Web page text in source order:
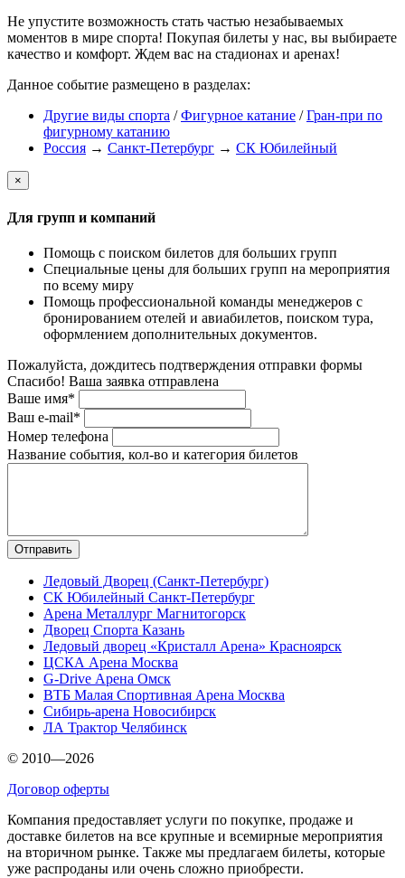
Не упустите возможность стать частью незабываемых
моментов в мире спорта! Покупая билеты у нас, вы выбираете
качество и комфорт. Ждем вас на стадионах и аренах!
Данное событие размещено в разделах:
Другие виды спорта /Фигурное катание /Гран-при по
фигурному катанию
Россия → Санкт-Петербург → СК Юбилейный
×
Для групп и компаний
Помощь с поиском билетов для больших групп
Специальные цены для больших групп на мероприятия
по всему миру
Помощь профессиональной команды менеджеров с
бронированием отелей и авиабилетов, поиском тура,
оформлением дополнительных документов.
Пожалуйста, дождитесь подтверждения отправки формы
Спасибо! Ваша заявка отправлена
Ваше имя*
Ваш e-mail*
Номер телефона
Название события, кол-во и категория билетов
Ледовый Дворец (Санкт-Петербург)
СК Юбилейный Санкт-Петербург
Арена Металлург Магнитогорск
Дворец Спорта Казань
Ледовый дворец «Кристалл Арена» Красноярск
ЦСКА Арена Москва
G-Drive Арена Омск
ВТБ Малая Спортивная Арена Москва
Сибирь-арена Новосибирск
ЛА Трактор Челябинск
© 2010—2026
Договор оферты
Компания предоставляет услуги по покупке, продаже и
доставке билетов на все крупные и всемирные мероприятия
на вторичном рынке. Также мы предлагаем билеты, которые
уже распроданы или очень сложно приобрести.